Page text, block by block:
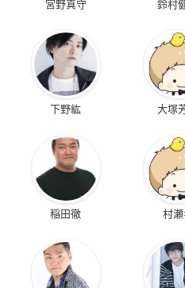
宮野真守 鈴村
下野紘 大塚
稲田徹 村